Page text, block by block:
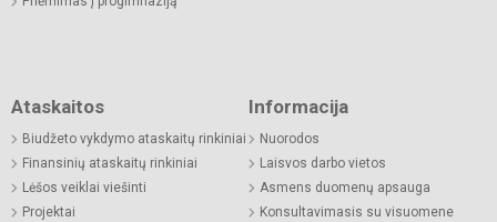
Ataskaitos
Biudžeto vykdymo ataskaitų rinkiniai
Finansinių ataskaitų rinkiniai
Lėšos veiklai viešinti
Projektai
Informacija
Nuorodos
Laisvos darbo vietos
Asmens duomenų apsauga
Konsultavimasis su visuomene